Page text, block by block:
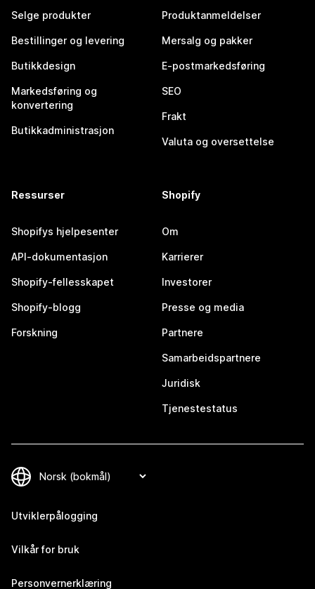
Selge produkter
Bestillinger og levering
Butikkdesign
Markedsføring og
konvertering
Butikkadministrasjon
Produktanmeldelser
Mersalg og pakker
E-postmarkedsføring
SEO
Frakt
Valuta og oversettelse
Ressurser
Shopifys hjelpesenter
API-dokumentasjon
Shopify-fellesskapet
Shopify-blogg
Forskning
Shopify
Om
Karrierer
Investorer
Presse og media
Partnere
Samarbeidspartnere
Juridisk
Tjenestestatus
Utviklerpålogging
Vilkår for bruk
Personvernerklæring